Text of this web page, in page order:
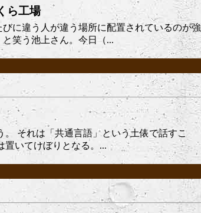
ら工場
に違う人が違う場所に配置されているのが強
笑う池上さん。今日（...
それは「共通言語」という土俵で話すこ
置いてけぼりとなる。...